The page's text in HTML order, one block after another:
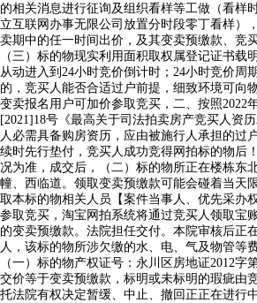
的相关消息进行征询及组织看样等工做（看样
立互联网办事无限公司放置分时段零丁看样）
卖期中的任一时间出价，及其变卖预缴款、竞
（三）标的物现实利用面积取权属登记证书载
从动进入到24小时竞价倒计时；24小时竞价周
的，竞买人能否合适过户前提，细致环境可向
变卖报名用户可加价参取竞买，二、按照2022
[2021]18号《最高关于司法拍卖房产竞买人资
人必需具备购房资历，应由被施行人承担的过
续时先行垫付，竞买人成功竞得网拍标的物后
况为准，成交后，（二）标的物所正在楼栋东
幢、西临道。领取变卖预缴款可能会碰着当天
取本标的物相关人员【案件当事人、优先采办
参取竞买，淘宝网拍系统将通过竞买人领取宝
的变卖预缴款。法院担任交付。本院审核后正
人，该标的物所涉欠缴的水、电、气及物管等
（一）标的物产权证号：永川区房地证2012字
交价等于变卖预缴款，标明或未标明的瑕疵由
托法院有权决定暂缓、中止、撤回正正在进行